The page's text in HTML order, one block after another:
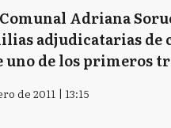
Comunal Adriana
adjudicatarias de
uno de los primeros
de 2011 | 13:15